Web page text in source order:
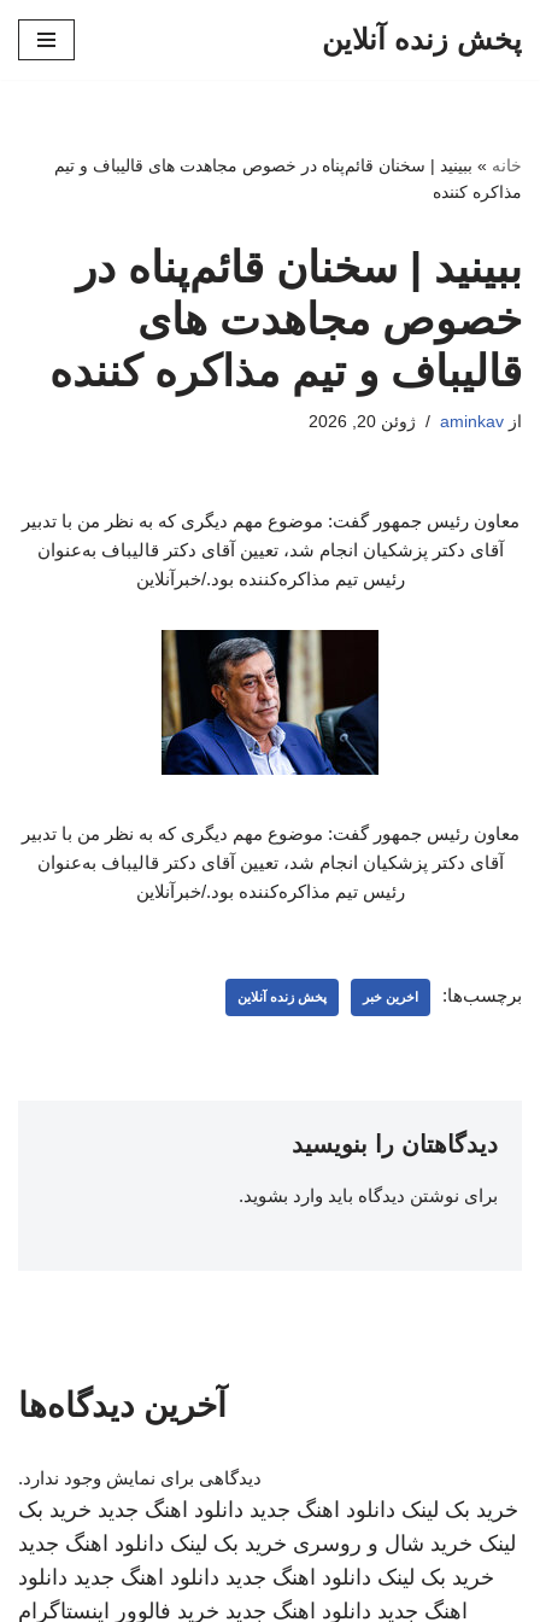
پخش زنده آنلاین
خانه » ببینید | سخنان قائم‌پناه در خصوص مجاهدت های قالیباف و تیم
مذاکره کننده
ببینید | سخنان قائم‌پناه در
خصوص مجاهدت های
قالیباف و تیم مذاکره کننده
از aminkav ژوئن 20, 2026
معاون رئیس جمهور گفت: موضوع مهم دیگری که به نظر من با تدبیر
آقای دکتر پزشکیان انجام شد، تعیین آقای دکتر قالیباف به‌عنوان
رئیس تیم مذاکره‌کننده بود./خبرآنلاین
معاون رئیس جمهور گفت: موضوع مهم دیگری که به نظر من با تدبیر
آقای دکتر پزشکیان انجام شد، تعیین آقای دکتر قالیباف به‌عنوان
رئیس تیم مذاکره‌کننده بود./خبرآنلاین
برچسب‌ها: اخرین خبر پخش زنده آنلاین
دیدگاهتان را بنویسید
برای نوشتن دیدگاه باید وارد بشوید.
آخرین دیدگاه‌ها
دیدگاهی برای نمایش وجود ندارد.
خرید بک لینک دانلود اهنگ جدید دانلود اهنگ جدید خرید بک
لینک خرید شال و روسری خرید بک لینک دانلود اهنگ جدید
خرید بک لینک دانلود اهنگ جدید دانلود اهنگ جدید دانلود
اهنگ جدید دانلود اهنگ جدید خرید فالوور اینستاگرام